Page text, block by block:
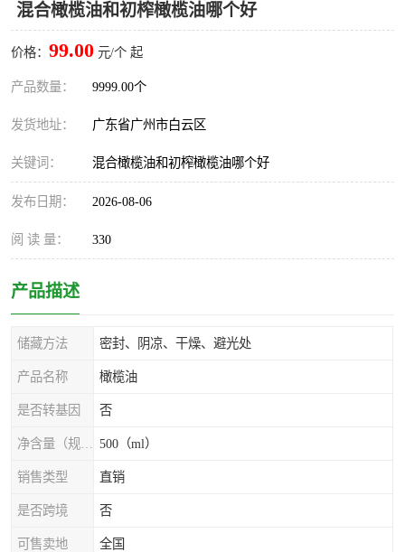
混合橄榄油和初榨橄榄油哪个好
价格： 99.00 元/个 起
产品数量： 9999.00个
发货地址： 广东省广州市白云区
关键词： 混合橄榄油和初榨橄榄油哪个好
发布日期： 2026-08-06
阅 读 量： 330
产品描述
储藏方法 密封、阴凉、干燥、避光处
产品名称 橄榄油
是否转基因 否
500（ml）
销售类型 直销
是否跨境 否
可售卖地 全国